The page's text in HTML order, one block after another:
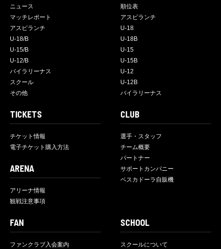
ニュース
マッチレポート
アスピランチ
U-18/B
U-15/B
U-12/B
バイラリーナス
スクール
その他
順位表
アスピランチ
U-18
U-18B
U-15
U-15B
U-12
U-12B
バイラリーナス
TICKETS
チケット情報
電子チケット購入方法
ARENA
アリーナ情報
観戦注意事項
CLUB
選手・スタッフ
チーム概要
パートナー
サポートカンパニー
ペスカドーラ自販機
FAN
ファンクラブ入会案内
SCHOOL
スクールについて